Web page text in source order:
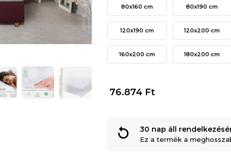
80x160 cm 80x190 cm
120x190 cm 120x200 cm
160x200 cm 180x200 cm
76.874 Ft
30 nap áll
Ez a termék a